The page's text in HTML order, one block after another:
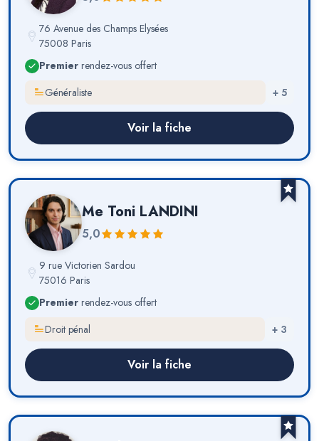
76 Avenue des Champs Elysées
75008 Paris
Premier rendez-vous offert
Généraliste
+ 5
Voir la fiche
Me Toni LANDINI
5,0
9 rue Victorien Sardou
75016 Paris
Premier rendez-vous offert
Droit pénal
+ 3
Voir la fiche